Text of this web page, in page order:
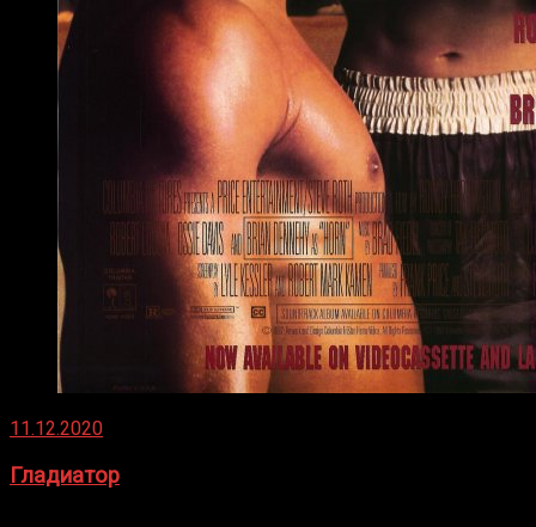
11.12.2020
Гладиатор